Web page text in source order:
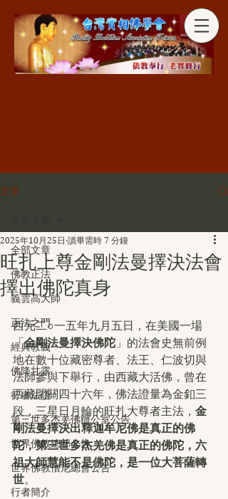
分享
文章
全部文章
佛教正法
義雲高大師
正法之門
經典教義
佛降甘露
行者法語
第三世多杰羌佛辦公室公告
世界佛教總部公告
世界佛教僧尼總會公告
行者簡介
旺扎上尊金剛法曼擇決法會
擇出佛陀真身
2025年10月25日 讀畢需時 7 分鐘
西元二○一五年九月五日，在美國一場
「金剛法曼擇決佛陀 」的法會史無前例
地在數十位藏密尊者、法王、仁波切與
法師參與下舉行，由西藏大活佛，曾在
西藏閉關四十六年，佛法證量為金釦三
段，三星日月輪的旺扎大尊者主法， 金
剛法曼擇決出釋迦牟尼佛是真正的佛
陀，第三世多杰羌佛是真正的佛陀，六
祖大師慧能不是佛陀，是一位大菩薩轉
世。